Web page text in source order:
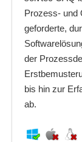
Prozess- und
geforderte,
der
bis hin zur
ab.